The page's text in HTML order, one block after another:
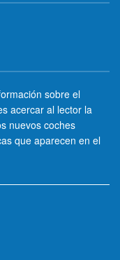
sobre el
acercar al lector la
nuevos coches
que aparecen en el